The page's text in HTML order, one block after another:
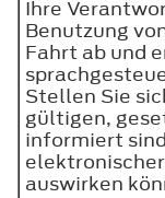
Ihre
Benutzung
Fahrt ab und
Stellen Sie
gültigen,
informiert
auswirken